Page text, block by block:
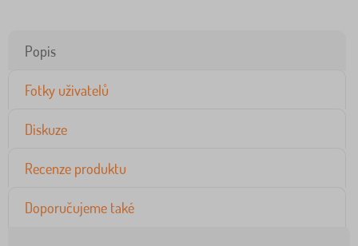
Popis
Fotky uživatelů
Diskuze
Recenze produktu
Doporučujeme také